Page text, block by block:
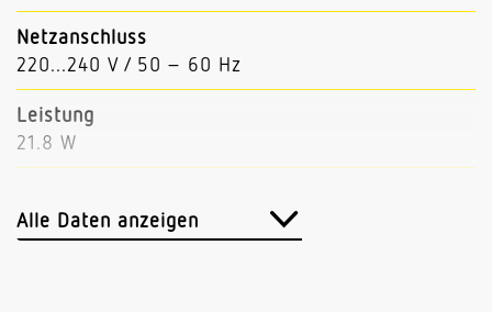
Netzanschluss
220...240 V / 50 – 60 Hz
Leistung
21.8 W
3669 lm
Alle Daten anzeigen